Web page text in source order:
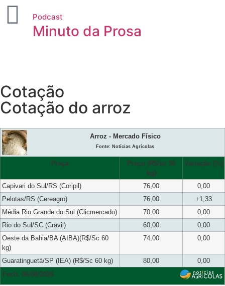
Podcast
Minuto da Prosa
Cotação
Cotação do arroz
Arroz - Mercado Físico
Fonte: Notícias Agrícolas
Praça
Preço (R$/sc 50
kg)
Variação (%)
Capivari do Sul/RS (Coripil) 76,00
0,00
Pelotas/RS (Cereagro)
76,00
+1,33
Média Rio Grande do Sul (Clicmercado)
70,00
0,00
Rio do Sul/SC (Cravil)
60,00
0,00
Oeste da Bahia/BA (AIBA)(R$/Sc 60
kg)
74,00 0,00
Guaratinguetá/SP (IEA) (R$/Sc 60 kg) 80,00
0,00
Fech. 06/08/2026